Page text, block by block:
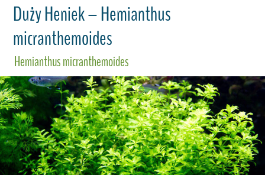
Duży Heniek – Hemianthus
micranthemoides
Hemianthus micranthemoides